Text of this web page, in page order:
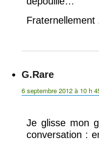
Fraternellement
G.Rare
6 septembre 2012 à 10 h
Je glisse mon
conversation :